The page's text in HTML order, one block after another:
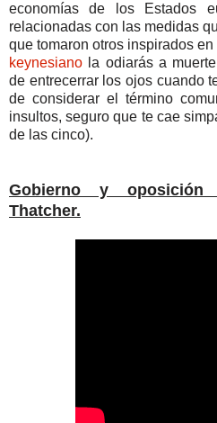
economías de los Estados
relacionadas con las medidas
que tomaron otros inspirados
keynesiano la odiarás a
de entrecerrar los ojos cuando
de considerar el término
insultos, seguro que te cae
de las cinco).
Gobierno y
Thatcher.